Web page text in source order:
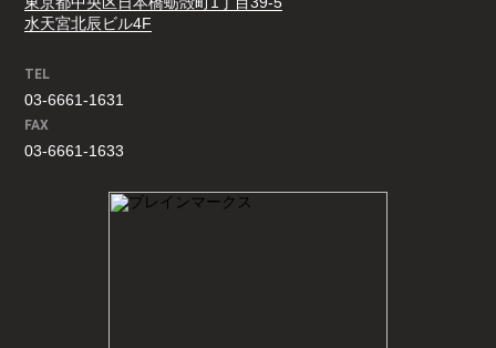
水天宮北辰ビル4F
TEL
03-6661-1631
FAX
03-6661-1633